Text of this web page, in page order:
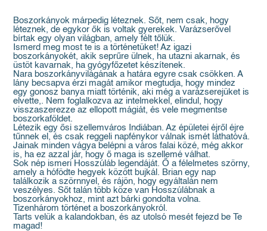
Boszorkányok márpedig léteznek. Sőt, nem csak, hogy
léteznek, de egykor ők is voltak gyerekek. Varázserővel
bírtak egy olyan világban, amely félt tőlük.
Ismerd meg most te is a történetüket! Az igazi
boszorkányokét, akik seprűre ülnek, ha utazni akarnak, és
üstöt kavarnak, ha gyógyfőzetet készítenek.
Nara boszorkányvilágának a határa egyre csak csökken. A
lány becsapva érzi magát amikor megtudja, hogy mindez
egy gonosz banya miatt történik, aki még a varázserejüket is
elvette,. Nem foglalkozva az intelmekkel, elindul, hogy
visszaszerezze az ellopott mágiát, és vele megmentse
boszorkaföldet.
Létezik egy ősi szellemváros Indiában. Az épületei éjről éjre
tűnnek el, és csak reggeli napfénykor válnak ismét láthatóvá.
Jainak minden vágya belépni a város falai közé, még akkor
is, ha ez azzal jár, hogy ő maga is szellemé válhat.
Sok nép ismeri Hosszúláb legendáját. Ő a félelmetes szörny,
amely a hófödte hegyek között bujkál. Brian egy nap
találkozik a szörnnyel, és rájön, hogy egyáltalán nem
veszélyes. Sőt talán több köze van Hosszúlábnak a
boszorkányokhoz, mint azt bárki gondolta volna.
Tizenhárom történet a boszorkányokról.
Tarts velük a kalandokban, és az utolsó mesét fejezd be Te
magad!